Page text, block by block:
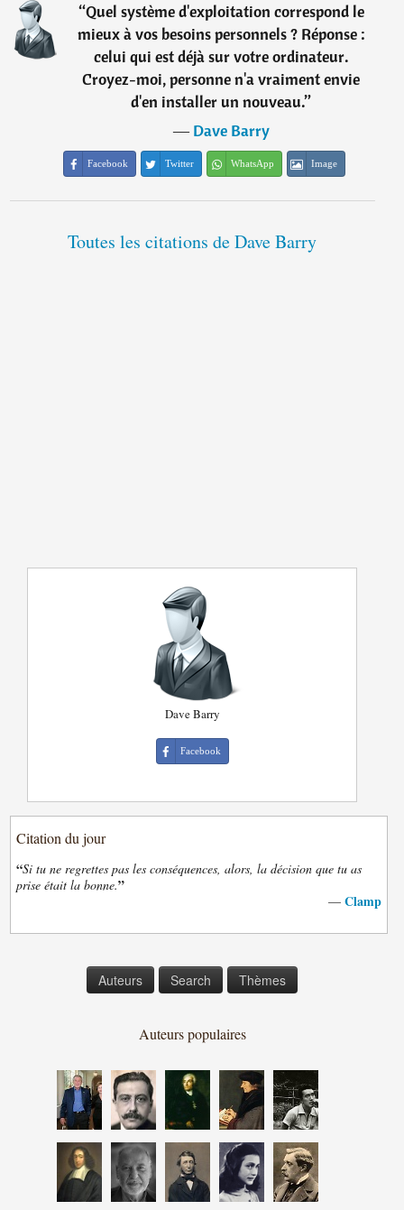
“Quel système d'exploitation correspond le
mieux à vos besoins personnels ? Réponse :
celui qui est déjà sur votre ordinateur.
Croyez-moi, personne n'a vraiment envie
d'en installer un nouveau.”
―Dave Barry
Facebook Twitter WhatsApp Image
Toutes les citations de Dave Barry
Dave Barry
Facebook
Citation du jour
“Si tu ne regrettes pas les conséquences, alors, la décision que tu as
prise était la bonne.”
— Clamp
Auteurs Search Thèmes
Auteurs populaires